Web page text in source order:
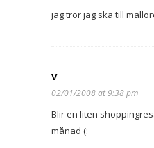
jag tror jag ska till
V
02/01/2008 at 9:38 pm
Blir en liten
månad (: